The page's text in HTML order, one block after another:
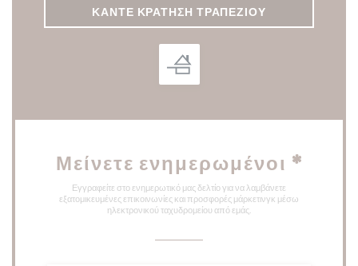
ΚΆΝΤΕ ΚΡΆΤΗΣΗ ΤΡΑΠΕΖΙΟΎ
Μείνετε ενημερωμένοι *
Εγγραφείτε στο ενημερωτικό μας δελτίο για να λαμβάνετε
εξατομικευμένες επικοινωνίες και προσφορές μάρκετινγκ μέσω
ηλεκτρονικού ταχυδρομείου από εμάς.